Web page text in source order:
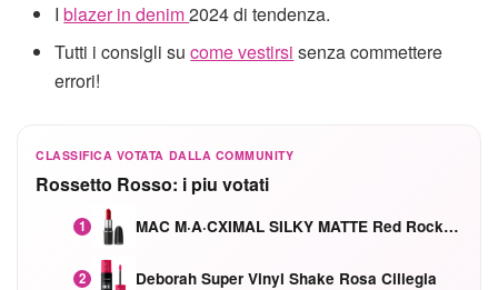
Iblazer in denim2024 di tendenza.
Tutti i consigli sucome vestirsi senza commettere
errori!
CLASSIFICA VOTATA DALLA COMMUNITY
Rossetto Rosso: i piu votati
1 MAC M·A·CXIMAL SILKY MATTE Red Rock mat
2 Deborah Super Vinyl Shake Rosa Ciliegia